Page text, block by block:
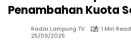
Penambahan Kuota
Radar Lampung TV
1 Min Read
25/09/2025